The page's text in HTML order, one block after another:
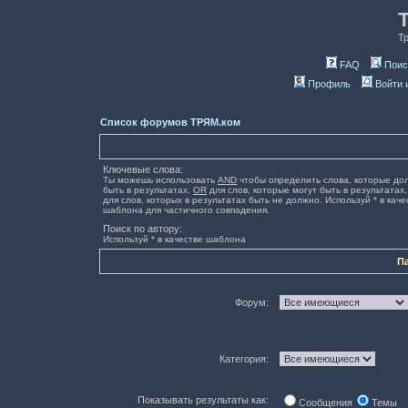
FAQ
Профиль
Войти
Список форумов ТРЯМ.ком
Ключевые слова:
Ты можешь использовать AND чтобы определить слова, которые
быть в результатах, OR для слов, которые могут быть в
для слов, которых в результатах быть не должно. Используй * в
шаблона для частичного совпадения.
Поиск по автору:
Используй * в качестве шаблона
Форум:
Категория:
Показывать результаты как: Сообщения Темы